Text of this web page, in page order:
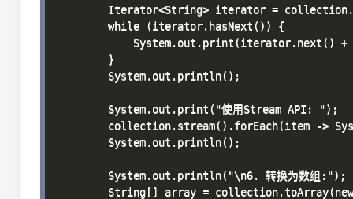
Iterator<String> iterator =
        while (iterator.hasNext()) {
System.out.print(iterator.next() +
        }
        System.out.println();
        System.out.print("使用Stream API: ");
collection.stream().forEach(item ->
        System.out.println();
        System.out.println("\n6. 转换为数组:");
String[] array =